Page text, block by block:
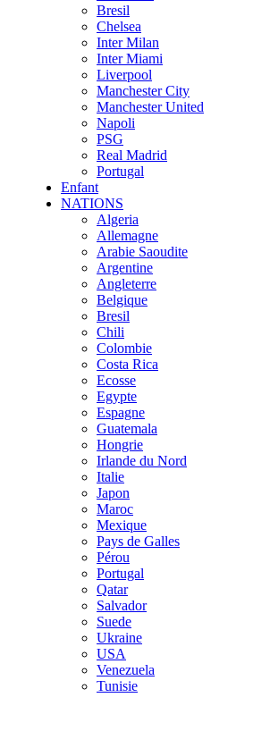
Bresil
Chelsea
Inter Milan
Inter Miami
Liverpool
Manchester City
Manchester United
Napoli
PSG
Real Madrid
Portugal
Enfant
NATIONS
Algeria
Allemagne
Arabie Saoudite
Argentine
Angleterre
Belgique
Bresil
Chili
Colombie
Costa Rica
Ecosse
Egypte
Espagne
Guatemala
Hongrie
Irlande du Nord
Italie
Japon
Maroc
Mexique
Pays de Galles
Pérou
Portugal
Qatar
Salvador
Suede
Ukraine
USA
Venezuela
Tunisie